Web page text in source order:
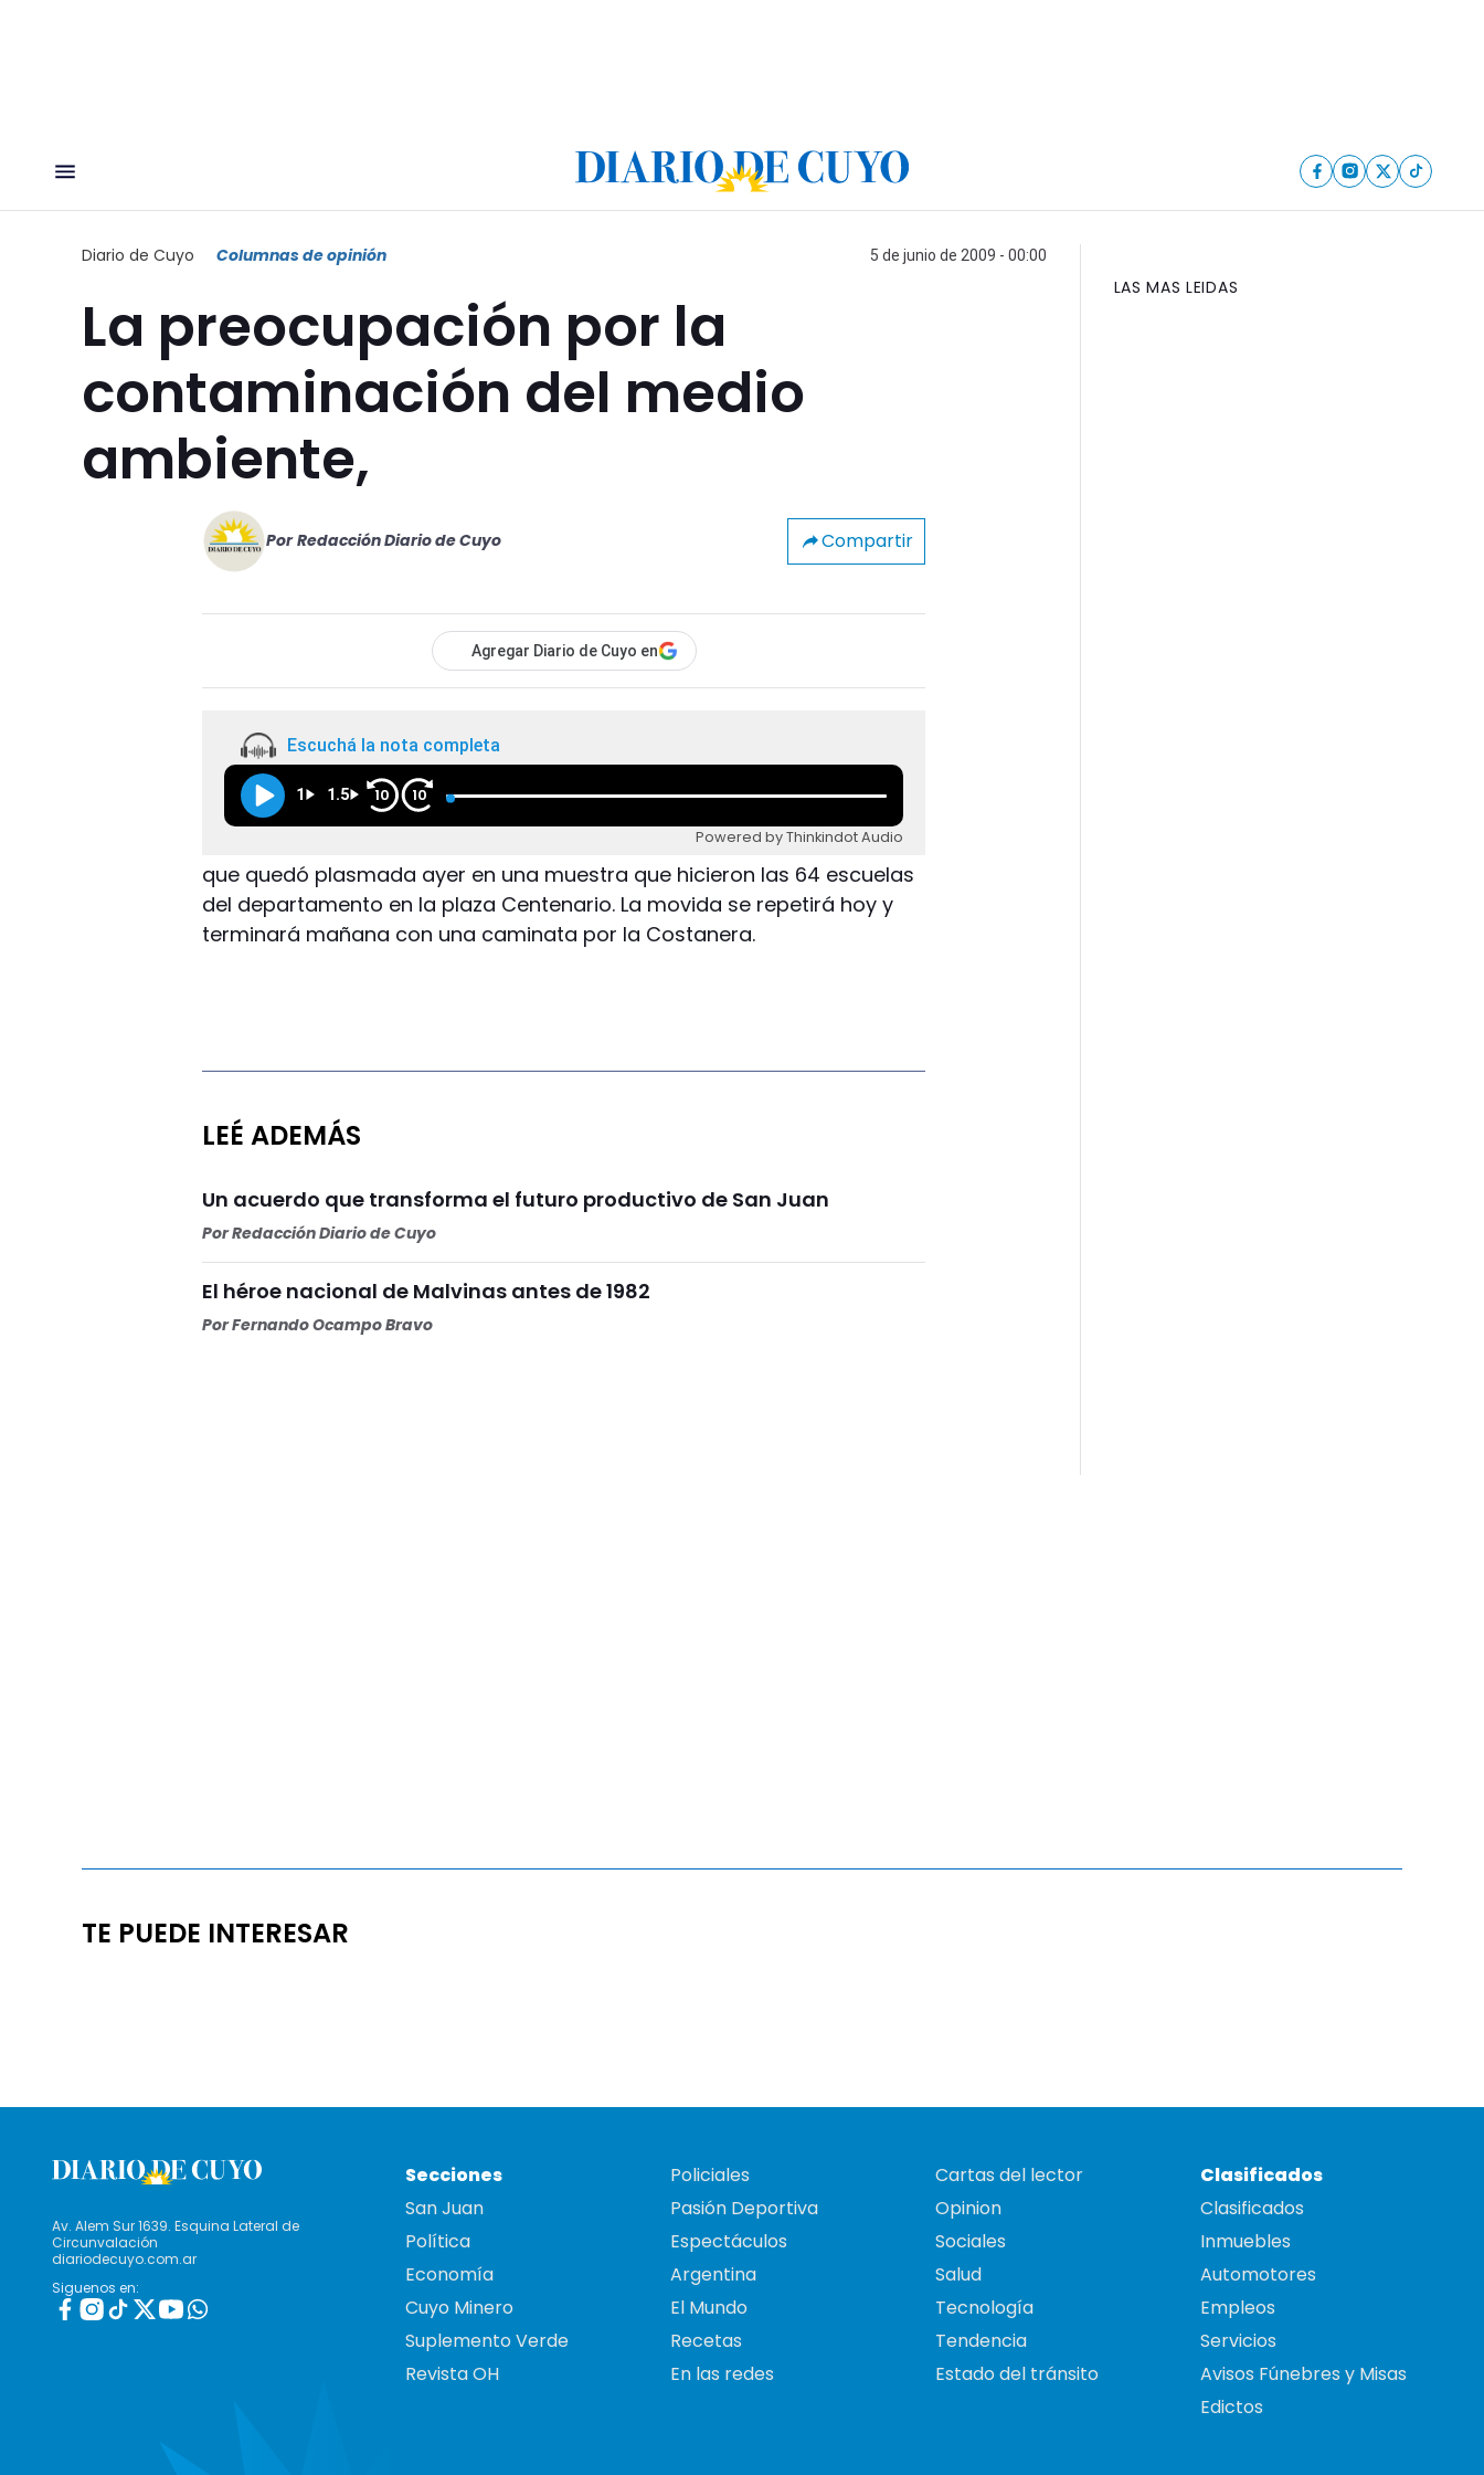
Diario de Cuyo Columnas de opinión 5 de junio de 2009 - 00:00
La preocupación por la
contaminación del medio
ambiente,
Por Redacción Diario de Cuyo Compartir
Agregar Diario de Cuyo en
Escuchá la nota completa
1 1.5 10 10
Powered by Thinkindot Audio
que quedó plasmada ayer en una muestra que hicieron las 64 escuelas
del departamento en la plaza Centenario. La movida se repetirá hoy y
terminará mañana con una caminata por la Costanera.
LEÉ ADEMÁS
Un acuerdo que transforma el futuro productivo de San Juan
PorRedacción Diario de Cuyo
El héroe nacional de Malvinas antes de 1982
PorFernando Ocampo Bravo
LAS MAS LEIDAS
TE PUEDE INTERESAR
Av. Alem Sur 1639. Esquina Lateral de
Circunvalación
diariodecuyo.com.ar
Siguenos en:
Secciones
San Juan
Política
Economía
Cuyo Minero
Suplemento Verde
Revista OH
Policiales
Pasión Deportiva
Espectáculos
Argentina
El Mundo
Recetas
En las redes
Cartas del lector
Opinion
Sociales
Salud
Tecnología
Tendencia
Estado del tránsito
Clasificados
Clasificados
Inmuebles
Automotores
Empleos
Servicios
Avisos Fúnebres y Misas
Edictos